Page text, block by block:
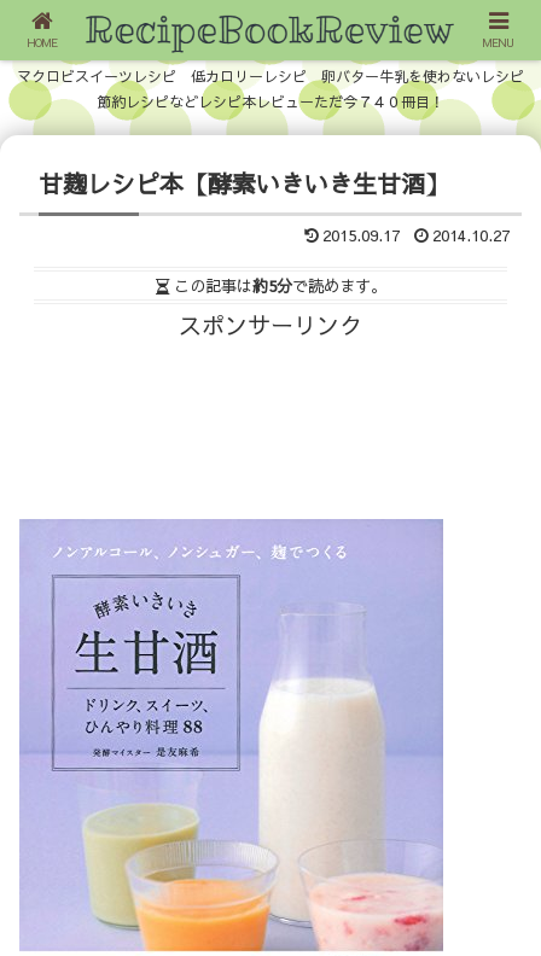
マクロビスイーツレシピ 低カロリーレシピ 卵バター牛乳を使わないレシピ
節約レシピなどレシピ本レビューただ今７４０冊目！
甘麹レシピ本【酵素いきいき生甘酒】
2015.09.17 2014.10.27
この記事は約5分で読めます。
スポンサーリンク
HOME MENU